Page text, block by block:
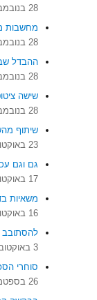
28 בנובמבר 2025
מחשבות
28 בנובמבר 2025
ההבדל
28 בנובמבר 2025
שישה
28 בנובמבר 2025
שיתוף
23 באוקטובר 2025
גם וגם
17 באוקטובר 2025
משאיות
16 באוקטובר 2025
להסתובב
3 באוקטובר 2025
סוחרי
26 בספטמבר 2025